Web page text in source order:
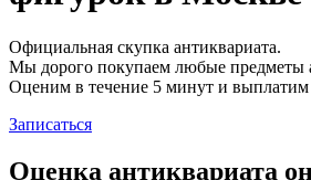
Официальная скупка антиквариата.
Мы дорого покупаем любые предметы
Оценим в течение 5 минут и
Записаться
Оценка антиквариата